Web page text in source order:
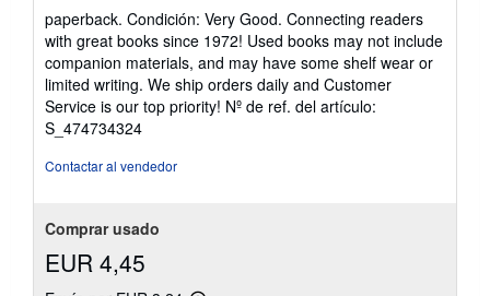
vendedor:
5
de
5
estrellas
paperback. Condición: Very Good. Connecting readers
with great books since 1972! Used books may not include
companion materials, and may have some shelf wear or
limited writing. We ship orders daily and Customer
Service is our top priority! Nº de ref. del artículo:
S_474734324
Contactar al vendedor
Comprar usado
EUR 4,45